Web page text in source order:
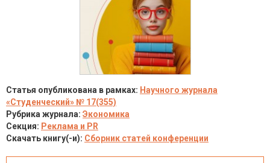
Статья опубликована в рамках: Научного журнала
«Студенческий» № 17(355)
Рубрика журнала: Экономика
Секция: Реклама и PR
Скачать книгу(-и): Сборник статей конференции